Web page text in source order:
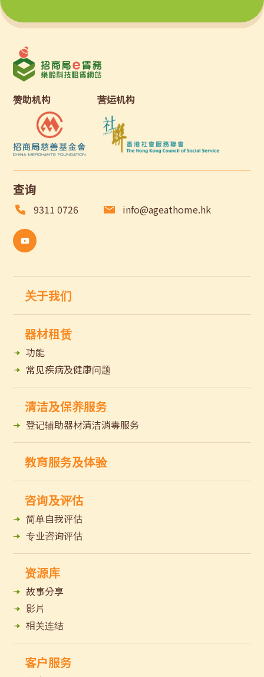
赞助机构 营运机构
查询
9311 0726 info@ageathome.hk
关于我们
器材租赁
功能
常见疾病及健康问题
清洁及保养服务
登记辅助器材清洁消毒服务
教育服务及体验
咨询及评估
简单自我评估
专业咨询评估
资源库
故事分享
影片
相关连结
客户服务